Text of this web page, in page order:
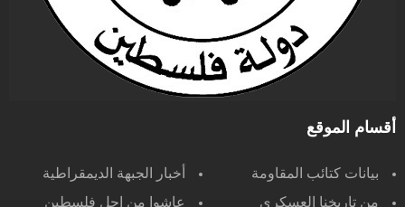
أقسام الموقع
بيانات كتائب المقاومة
أخبار الجبهة الديمقراطية
من تاريخنا العسكري
عاشوا من اجل فلسطين